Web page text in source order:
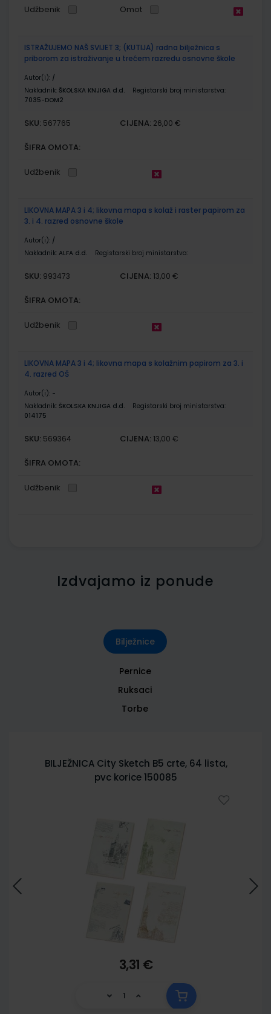
Udžbenik Omot
ISTRAŽUJEMO NAŠ SVIJET 3; (KUTIJA) radna bilježnica s
priborom za istraživanje u trećem razredu osnovne škole
Autor(i): /
Nakladnik: ŠKOLSKA KNJIGA d.d.
Registarski broj ministarstva:
7035-DOM2
SKU: 567765 CIJENA: 26,00 €
ŠIFRA OMOTA:
Udžbenik
LIKOVNA MAPA 3 i 4; likovna mapa s kolaž i raster papirom za
3. i 4. razred osnovne škole
Autor(i): /
Nakladnik: ALFA d.d. Registarski broj ministarstva:
SKU: 993473 CIJENA: 13,00 €
ŠIFRA OMOTA:
Udžbenik
LIKOVNA MAPA 3 i 4; likovna mapa s kolažnim papirom za 3. i
4. razred OŠ
Autor(i): -
Nakladnik: ŠKOLSKA KNJIGA d.d.
Registarski broj ministarstva:
014175
SKU: 569364 CIJENA: 13,00 €
ŠIFRA OMOTA:
Udžbenik
Izdvajamo iz ponude
Bilježnice
Pernice
Ruksaci
Torbe
BILJEŽNICA City Sketch B5 crte, 64 lista,
pvc korice 150085
3,31 €